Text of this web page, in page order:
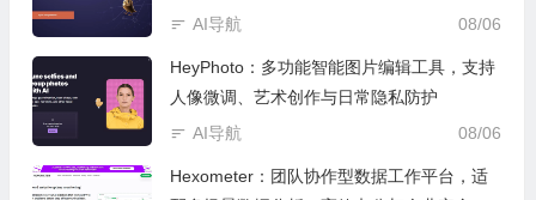
08/06
AI导航
HeyPhoto：多功能智能图片编辑工具，支持
人像微调、艺术创作与日常隐私防护
08/06
AI导航
Hexometer：团队协作型数据工作平台，适